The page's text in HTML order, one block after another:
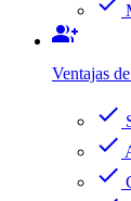
group_add
Ventajas
check
check
check